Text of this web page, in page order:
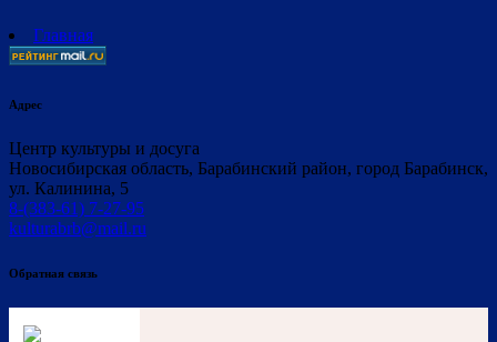
Главная
Адрес
Центр культуры и досуга
Новосибирская область, Барабинский район, город Барабинск,
ул. Калинина, 5
8-(383-61) 7-27-95
kulturabrb@mail.ru
Обратная связь